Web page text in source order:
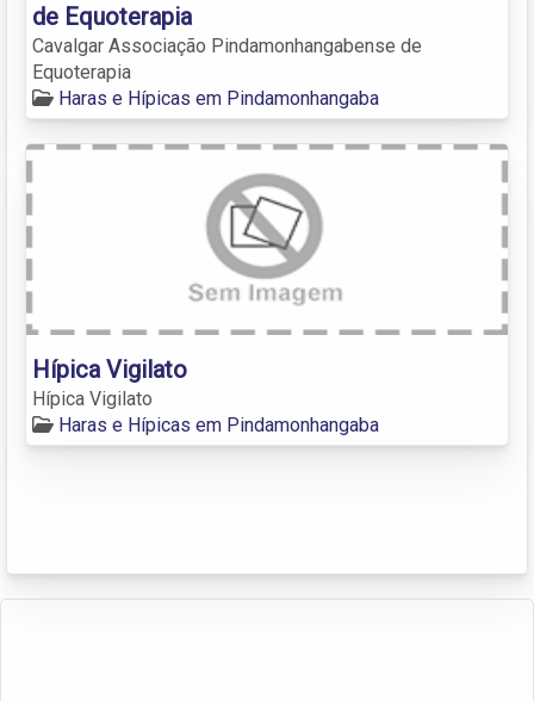
de Equoterapia
Cavalgar Associação Pindamonhangabense de
Equoterapia
Haras e Hípicas em Pindamonhangaba
Hípica Vigilato
Hípica Vigilato
Haras e Hípicas em Pindamonhangaba